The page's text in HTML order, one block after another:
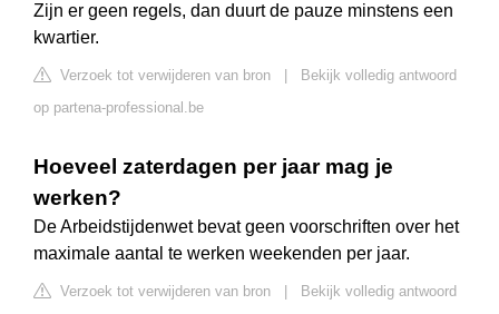
Zijn er geen regels, dan duurt de pauze minstens een
kwartier.
Verzoek tot verwijderen van bron
Bekijk volledig antwoord
op partena-professional.be
Hoeveel zaterdagen per jaar mag je
werken?
De Arbeidstijdenwet bevat geen voorschriften over het
maximale aantal te werken weekenden per jaar.
Verzoek tot verwijderen van bron
Bekijk volledig antwoord